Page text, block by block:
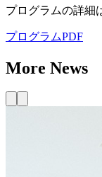
プログラムの詳細
プログラムPDF
More News